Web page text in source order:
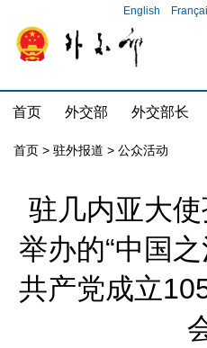
English
首页 外交部 外交部长
首页 > 驻外报道 > 公众活动
驻几内亚大
举办的“中国
共产党成立